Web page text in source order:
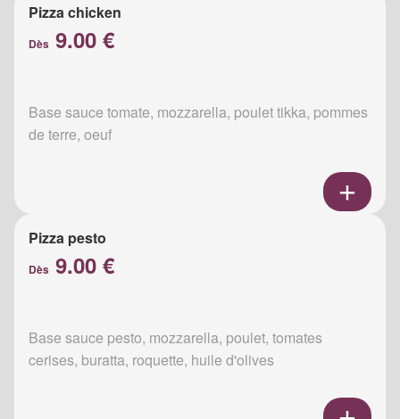
Pizza chicken
Dès 9.00 €
Base sauce tomate, mozzarella, poulet tikka, pommes
de terre, oeuf
Pizza pesto
Dès 9.00 €
Base sauce pesto, mozzarella, poulet, tomates
cerises, buratta, roquette, huile d'olives